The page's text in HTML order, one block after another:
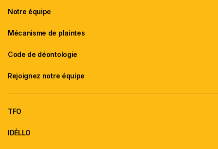
Notre équipe
Mécanisme de plaintes
Code de déontologie
Rejoignez notre équipe
TFO
IDÉLLO